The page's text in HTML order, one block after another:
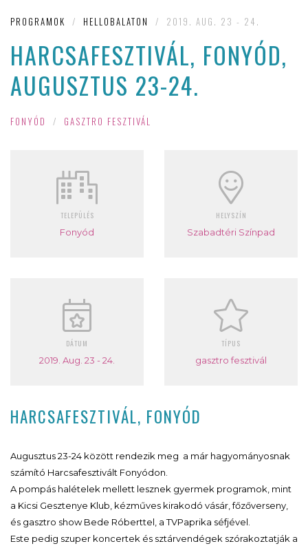
PROGRAMOK / HELLOBALATON / 2019. AUG. 23 - 24.
HARCSAFESZTIVÁL, FONYÓD,
AUGUSZTUS 23-24.
FONYÓD / GASZTRO FESZTIVÁL
TELEPÜLÉS
Fonyód
HELYSZÍN
Szabadtéri Színpad
DÁTUM
2019. Aug. 23 - 24.
TÍPUS
gasztro fesztivál
HARCSAFESZTIVÁL, FONYÓD
Augusztus 23-24 között rendezik meg a már hagyományosnak
számító Harcsafesztivált Fonyódon.
A pompás halételek mellett lesznek gyermek programok, mint
a Kicsi Gesztenye Klub, kézműves kirakodó vásár, főzőverseny,
és gasztro show Bede Róberttel, a TVPaprika séfjével.
Este pedig szuper koncertek és sztárvendégek szórakoztatják a